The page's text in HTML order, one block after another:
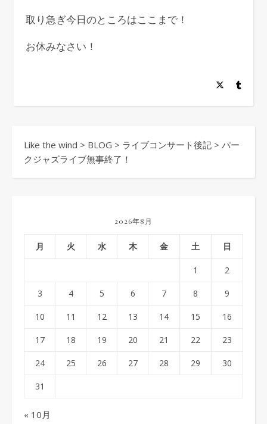
取り急ぎ今日のところはここまで！
お休みなさい！
Like the wind > BLOG > ライブコンサート後記 > パー
クジャズライブ無事終了！
2026年8月
月 火 水 木 金 土 日
1 2
3 4 5 6 7 8 9
10 11 12 13 14 15 16
17 18 19 20 21 22 23
24 25 26 27 28 29 30
31
« 10月